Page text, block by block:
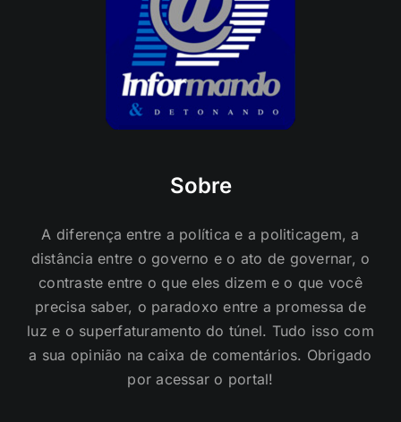
Sobre
A diferença entre a política e a politicagem, a
distância entre o governo e o ato de governar, o
contraste entre o que eles dizem e o que você
precisa saber, o paradoxo entre a promessa de
luz e o superfaturamento do túnel. Tudo isso com
a sua opinião na caixa de comentários. Obrigado
por acessar o portal!